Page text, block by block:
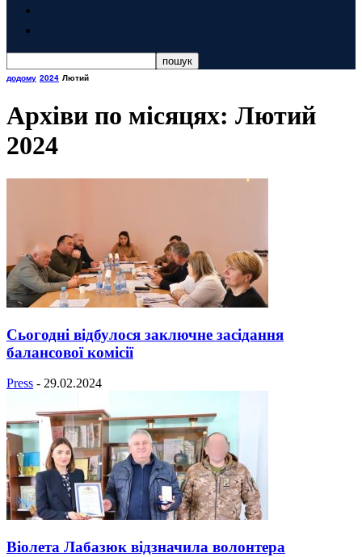
додому 2024 Лютий
Архіви по місяцях: Лютий
2024
Сьогодні відбулося заключне засідання
балансової комісії
Press - 29.02.2024
Віолета Лабазюк відзначила волонтера